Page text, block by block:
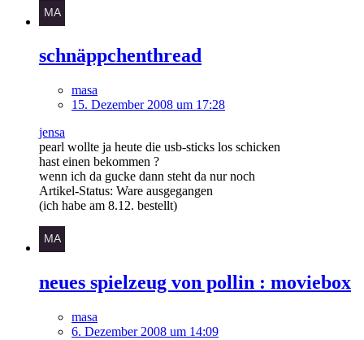
schnäppchenthread
masa
15. Dezember 2008 um 17:28
jensa
pearl wollte ja heute die usb-sticks los schicken
hast einen bekommen ?
wenn ich da gucke dann steht da nur noch
Artikel-Status: Ware ausgegangen
(ich habe am 8.12. bestellt)
neues spielzeug von pollin : moviebox
masa
6. Dezember 2008 um 14:09